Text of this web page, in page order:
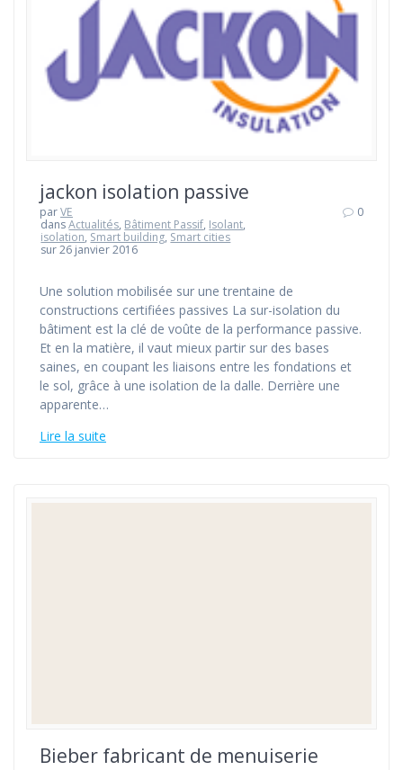
jackon isolation passive
parVE
dansActualités, Bâtiment Passif, Isolant,
isolation, Smart building, Smart cities
sur 26 janvier 2016
0
Une solution mobilisée sur une trentaine de
constructions certifiées passives La sur-isolation du
bâtiment est la clé de voûte de la performance passive.
Et en la matière, il vaut mieux partir sur des bases
saines, en coupant les liaisons entre les fondations et
le sol, grâce à une isolation de la dalle. Derrière une
apparente…
Lire la suite
Bieber fabricant de menuiserie